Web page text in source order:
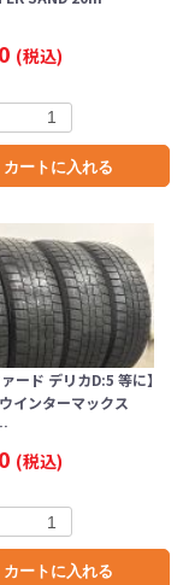
(税込)
カートに入れる
ード デリカD:5 等に】
インターマックス
(税込)
カートに入れる